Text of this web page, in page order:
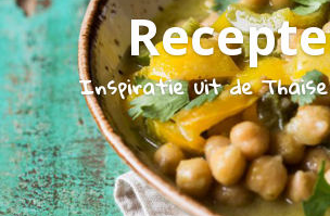
Inspiratie uit de